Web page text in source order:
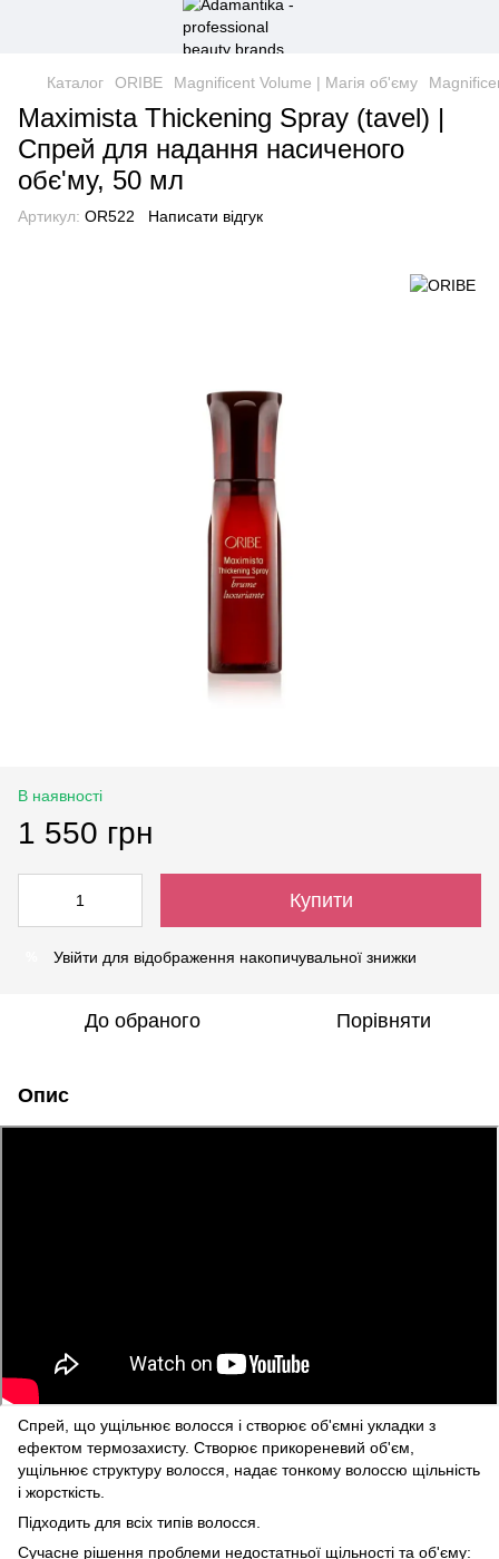
Каталог ORIBE Magnificent Volume | Магія об'єму
Maximista Thickening Spray (tavel) |
Спрей для надання насиченого
обє'му, 50 мл
Артикул: OR522 Написати відгук
В наявності
1 550 грн
Купити
Увійти для відображення накопичувальної знижки
До обраного Порівняти
Опис
Спрей, що ущільнює волосся і створює об'ємні укладки з
ефектом термозахисту. Створює прикореневий об'єм,
ущільнює структуру волосся, надає тонкому волоссю щільність
і жорсткість.
Підходить для всіх типів волосся.
Сучасне рішення проблеми недостатньої щільності та об'єму: